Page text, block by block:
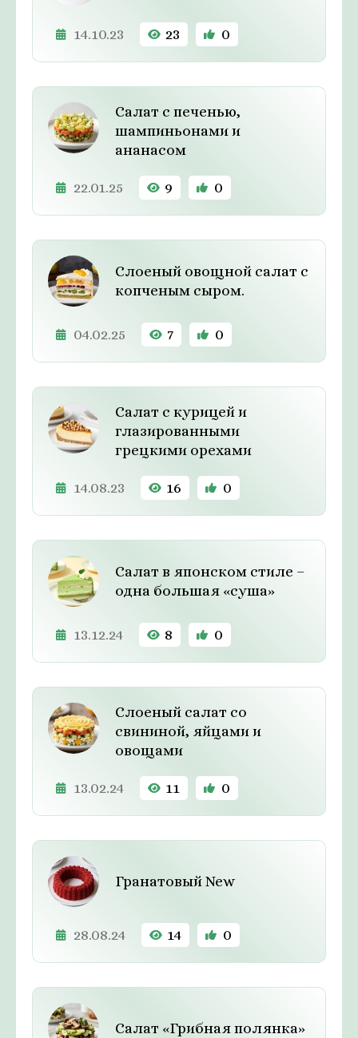
14.10.23 23 0
Салат с печенью,
шампиньонами и
ананасом
22.01.25 9 0
Слоеный овощной салат с
копченым сыром.
04.02.25 7 0
Салат с курицей и
глазированными
грецкими орехами
14.08.23 16 0
Салат в японском стиле –
одна большая «суша»
13.12.24 8 0
Слоеный салат со
свининой, яйцами и
овощами
13.02.24 11 0
Гранатовый New
28.08.24 14 0
Салат «Грибная полянка»